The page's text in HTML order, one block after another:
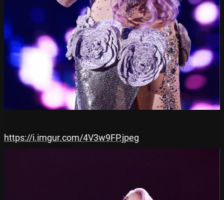
https://i.imgur.com/4V3w9FP.jpeg